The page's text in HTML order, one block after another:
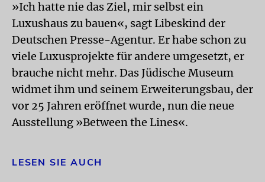
»Ich hatte nie das Ziel, mir selbst ein
Luxushaus zu bauen«, sagt Libeskind der
Deutschen Presse-Agentur. Er habe schon zu
viele Luxusprojekte für andere umgesetzt, er
brauche nicht mehr. Das Jüdische Museum
widmet ihm und seinem Erweiterungsbau, der
vor 25 Jahren eröffnet wurde, nun die neue
Ausstellung »Between the Lines«.
LESEN SIE AUCH